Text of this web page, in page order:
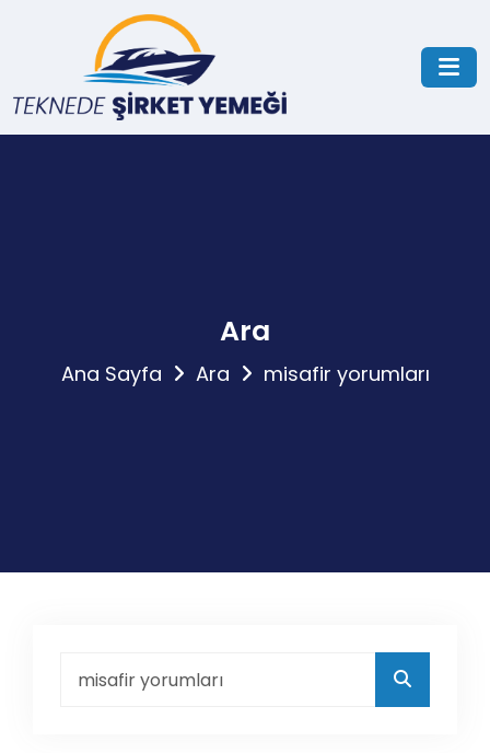
Ara
Ana Sayfa Ara misafir yorumları